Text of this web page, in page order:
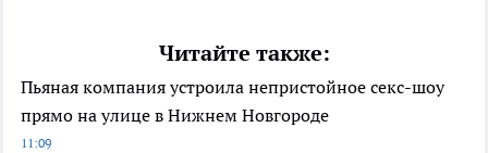
Читайте также:
Пьяная компания устроила непристойное секс-шоу
прямо на улице в Нижнем Новгороде
11:09